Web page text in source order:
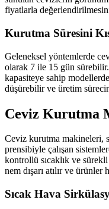
fiyatlarla
Kurutma Süresini
Geleneksel yöntemlerde
olarak 7 ile 15 gün
kapasiteye sahip
düşürebilir ve üretim
Ceviz Kurutma
Ceviz kurutma makineleri,
prensibiyle çalışan
kontrollü sıcaklık ve
nem dışarı atılır ve
Sıcak Hava